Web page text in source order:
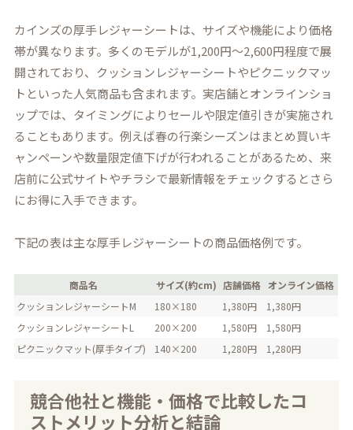
カインズの厚手レジャーシートは、サイズや機能により価格
帯が異なります。多くのモデルが1,200円～2,600円程度で展
開されており、クッションレジャーシートやピクニックマッ
トといった人気商品も含まれます。実店舗とオンラインショ
ップでは、タイミングによりセールや限定値引きが実施され
ることもあります。例えば春の行楽シーズンはまとめ買いキ
ャンペーンや数量限定値下げが行われることがあるため、来
店前に公式サイトやチラシで最新情報をチェックするとさら
にお得に入手できます。
下記の表は主な厚手レジャーシートの商品価格例です。
商品名 サイズ(約cm) 店舗価格 オンライン価格
クッションレジャーシートM
180×180 1,380円
1,380円
クッションレジャーシートL
200×200 1,580円
1,580円
ピクニックマット(厚手タイプ)
140×200 1,280円 1,280円
競合他社と機能・価格で比較したコ
ストメリット分析と結論